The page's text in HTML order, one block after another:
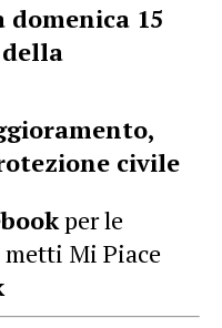
15
civile
per le
Mi Piace